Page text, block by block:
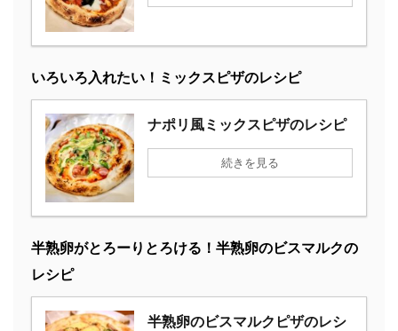
いろいろ入れたい！ミックスピザのレシピ
ナポリ風ミックスピザのレシピ
続きを見る
半熟卵がとろーりとろける！半熟卵のビスマルクの
レシピ
半熟卵のビスマルクピザのレシ